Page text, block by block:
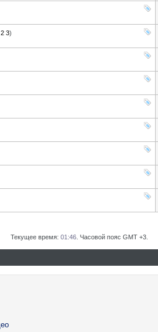
2 3)
Текущее время: 01:46 . Часовой пояс GMT +3.